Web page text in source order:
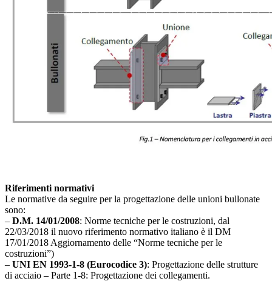
Riferimenti normativi
Le normative da seguire per la progettazione delle unioni bullonate
sono:
– D.M. 14/01/2008: Norme tecniche per le costruzioni, dal
22/03/2018 il nuovo riferimento normativo italiano è il DM
17/01/2018 Aggiornamento delle “Norme tecniche per le
costruzioni”)
– UNI EN 1993-1-8 (Eurocodice 3): Progettazione delle strutture
di acciaio – Parte 1-8: Progettazione dei collegamenti.